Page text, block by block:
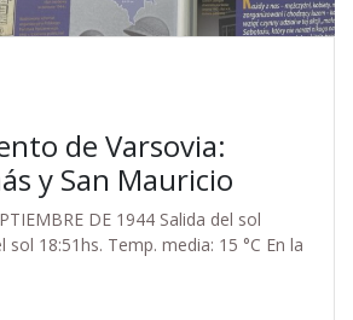
de Varsovia:
y San Mauricio
DE 1944 Salida del sol
sol 18:51hs. Temp. media: 15 °C En la